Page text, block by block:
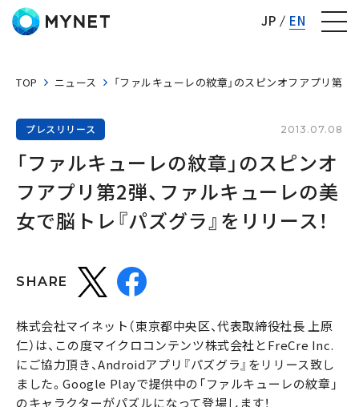
JP EN
TOP ニュース 「ファルキューレの紋章」のスピンオフアプリ第2
プレスリリース 2013.07.08
「ファルキューレの紋章」のスピンオ
フアプリ第2弾、ファルキューレの美
女で脳トレ『パズグラ』をリリース！
SHARE
株式会社マイネット（東京都中央区、代表取締役社長 上原
仁）は、この度マイクロコンテンツ株式会社とFreCre Inc.
にご協力頂き、Androidアプリ『パズグラ』をリリース致し
ました。Google Playで提供中の「ファルキューレの紋章」
のキャラクターがパズルになって登場します！